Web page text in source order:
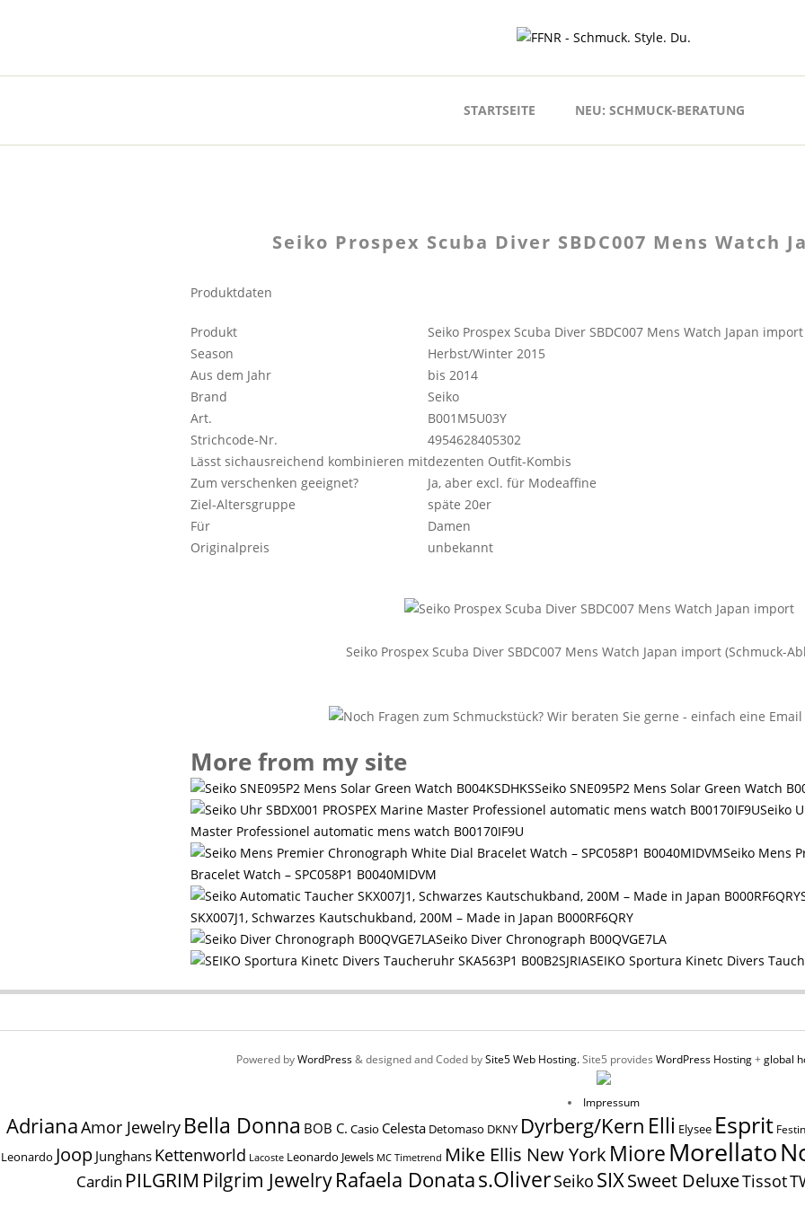
STARTSEITE NEU: SCHMUCK-BERATUNG
Seiko Prospex Scuba Diver SBDC007 Mens Watch
Produktdaten
Produkt
Seiko Prospex Scuba Diver SBDC007 Mens Watch Japan import
Season
Herbst/Winter 2015
Aus dem Jahr
bis 2014
Brand
Seiko
Art.
B001M5U03Y
Strichcode-Nr.
4954628405302
Lässt sichausreichend kombinieren mitdezenten Outfit-Kombis
Zum verschenken geeignet?
Ja, aber excl. für Modeaffine
Ziel-Altersgruppe
späte 20er
Für
Damen
Originalpreis
unbekannt
Seiko Prospex Scuba Diver SBDC007 Mens Watch Japan import (Schmuck-
More from my site
Seiko SNE095P2 Mens Solar Green Watch
Seiko
Master Professionel automatic mens watch B00170IF9U
Seiko Mens
Bracelet Watch – SPC058P1 B0040MIDVM
SKX007J1, Schwarzes Kautschukband, 200M – Made in Japan B000RF6QRY
Seiko Diver Chronograph B00QVGE7LA
SEIKO Sportura Kinetc Divers
Powered byWordPress& designed and Coded bySite5 Web Hosting.Site5 provides WordPress Hosting+global
Impressum
AdrianaAmor Jewelry Bella Donna BOB C. Casio Celesta Detomaso DKNY Dyrberg/Kern Elli Elysee Esprit
Leonardo Joop Junghans Kettenworld Lacoste Leonardo Jewels MC Timetrend Mike Ellis New York MioreMorellato
Cardin PILGRIM Pilgrim JewelryRafaela Donatas.OliverSeiko SIXSweet DeluxeTissot